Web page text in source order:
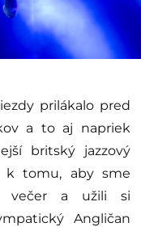
prilákalo pred
a to aj napriek
britský jazzový
k tomu, aby sme
večer a užili si
Angličan